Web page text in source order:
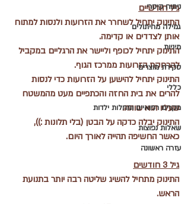
ניתוח קיסרי
גמילה מחיתולים
מיניות
סקירת מוצרים
כללי
מקרים רפואיים ומחלות ילדות
שאלות נפוצות
עזרה ראשונה
גיל חודשיים
התינוק יתחיל לשחרר את הזרועות ולנסות למתוח
אותן לצדדים או קדימה.
התינוק יתחיל לכופף וליישר את הרגליים במקביל
להרחקת הזרועות ממרכז הגוף.
התינוק יתחיל להישען על הזרועות כדי לנסות
להרים את בית החזה והכתפיים מעט מהמשטח
שעליו הוא שוהה.
התינוק יבלה כדקה על הבטן (בלי תלונות :)),
כאשר החשיפה תהייה לאורך היום.
גיל 3 חודשים
התינוק מתחיל להשיג שליטה רבה יותר בתנועת
הראש.